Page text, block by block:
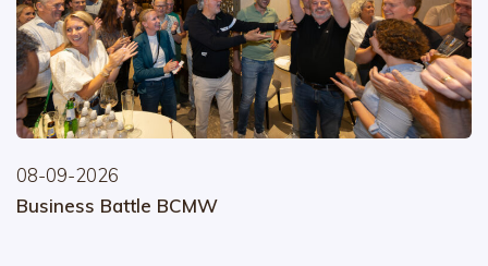
08-09-2026
Business Battle BCMW